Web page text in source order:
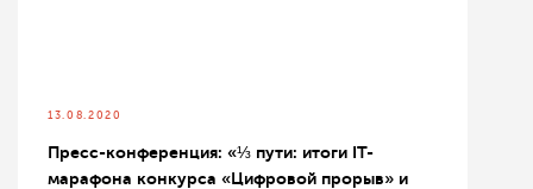
13.08.2020
Пресс-конференция: «⅓ пути: итоги IT-
марафона конкурса «Цифровой прорыв» и